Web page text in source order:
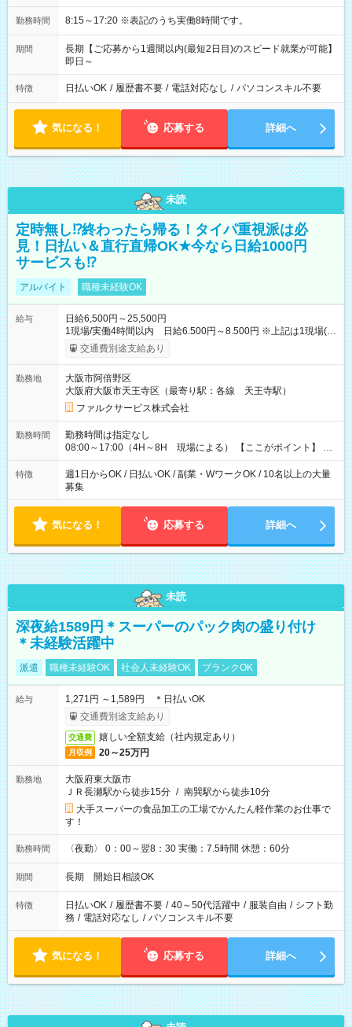
勤務時間 8:15～17:20 ※表記のうち実働8時間です。
期間
長期【ご応募から1週間以内(最短2日目)のスピード就業が可能】
即日～
特徴 日払いOK / 履歴書不要 / 電話対応なし / パソコンスキル不要
気になる！ 応募する 詳細へ
未読
定時無し⁉終わったら帰る！タイパ重視派は必
見！日払い＆直行直帰OK★今なら日給1000円
サービスも⁉
アルバイト 職種未経験OK
給与
日給6,500円～25,500円
1現場/実働4時間以内 日給6.500円～8.500円 ※上記は1現場(実
働4時間以内)あたりの給与です ※基本は1日あたり2現場(実働8
時間以内)をお任せします。その場合の支給額は日給1,3000円で
～」ですが、今なら初出勤をした人は採用祝いで【日給+1.000
円】のボーナスが！★（その他待遇に変更ありません） 現場に
よっては早く終わることもあり！ その場合も給与金額は変わり
ません！ ≪給与例≫ ・週1日勤務 ㈪～㈮は本業のため㈯のみ
1現場/6.500×2現場＝日給13.000円×4日 ＝月給52.000円 ・週6
日でレギュラー勤務(勤続1年) 1現場/7.200×2現場＝日給14.400
る」などをして月に40万以上を稼ぐ人も☆ ◆支払い方法：日払
い・週払い・月3回払いが選択可能 【試用期間】試用期間なし
交通費別途支給あり
勤務地
大阪市阿倍野区
大阪府大阪市天王寺区（最寄り駅：各線 天王寺駅）
ファルクサービス株式会社
勤務時間
勤務時間は指定なし
08:00～17:00（4H～8H 現場による） 【ここがポイント】 ◆
給与の日給保障あり！ 「4時間の現場」が「1時間」で終わった
時も給料変わらず！ 「4時間の現場」のお給料をお支払いします
♪ 1日にたくさんの現場をこなせば、高収入を実現可能！
特徴
週1日からOK / 日払いOK / 副業・WワークOK / 10名以上の大量
募集
気になる！ 応募する 詳細へ
未読
深夜給1589円＊スーパーのパック肉の盛り付け
＊未経験活躍中
派遣 職種未経験OK 社会人未経験OK ブランクOK
給与
1,271円 ～1,589円 ＊日払いOK
交通費別途支給あり
交通費 嬉しい全額支給（社内規定あり）
月収例 20～25万円
勤務地
大阪府東大阪市
ＪＲ長瀬駅から徒歩15分 / 南巽駅から徒歩10分
大手スーパーの食品加工の工場でかんたん軽作業のお仕事で
す！
勤務時間 〈夜勤〉 0：00～翌8：30 実働：7.5時間 休憩：60分
期間 長期 開始日相談OK
特徴 日払いOK / 履歴書不要 / 40～50代活躍中 / 服装自由 / シフト勤
務 / 電話対応なし / パソコンスキル不要
気になる！ 応募する 詳細へ